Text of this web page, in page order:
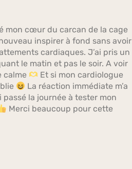
mon cœur du carcan de la cage
inspirer à fond sans avoir
cardiaques. J’ai pris un
le matin et pas le soir. A voir
calme
Et si mon cardiologue
La réaction immédiate m’a
passé la journée à tester mon
Merci beaucoup pour cette